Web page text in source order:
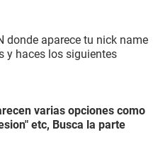
donde aparece tu nick name
y haces los siguientes
varias opciones como
etc, Busca la parte